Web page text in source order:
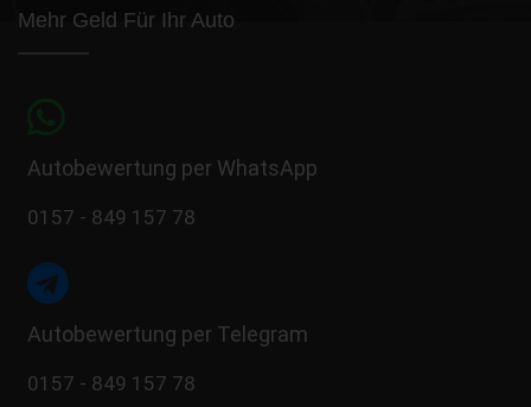
Mehr Geld Für Ihr Auto
Autobewertung per WhatsApp
0157 - 849 157 78
Autobewertung per Telegram
0157 - 849 157 78